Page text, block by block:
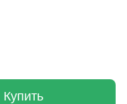
Купить